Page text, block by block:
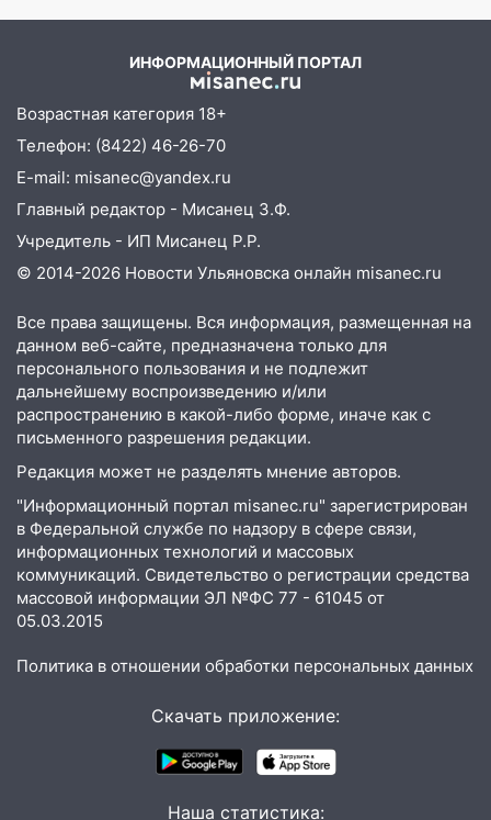
20:17 Ульяновская область девятую
неделю подряд удерживает самые
низкие цены на подсолнечное масло
19:33 Коровы-рекордсменки: в
Ульяновской области выросли надои
18:20 В Ульяновской области до конца
года благоустроят 20 родников
17:27 В Ульяновской области 114 детей-
16:43 Дорожный сезон перевалил за
экватор: в Ульяновской области
обновили половину региональных трасс
16:31 В Ульяновской области
капитально отремонтируют 101
многоквартирный дом
16:30 Прогноз погоды в Ульяновской
области на 5 августа
16:20 В Сурском районе сёла оказались
не защищены от лесных пожаров
16-м этаже в Ульяновске
Прокуратура потребовала
усилить борьбу со свалками в
Инзенском районе
ИНФОРМАЦИОННЫЙ ПОРТАЛ
Возрастная категория 18+
Телефон: (8422) 46-26-70
E-mail: misanec@yandex.ru
Главный редактор - Мисанец З.Ф.
Учредитель - ИП Мисанец Р.Р.
© 2014-2026 Новости Ульяновска онлайн misanec.ru
Все права защищены. Вся информация, размещенная на
данном веб-сайте, предназначена только для
персонального пользования и не подлежит
дальнейшему воспроизведению и/или
распространению в какой-либо форме, иначе как с
письменного разрешения редакции.
Редакция может не разделять мнение авторов.
"Информационный портал misanec.ru" зарегистрирован
в Федеральной службе по надзору в сфере связи,
информационных технологий и массовых
коммуникаций. Свидетельство о регистрации средства
массовой информации ЭЛ №ФС 77 - 61045 от
05.03.2015
Политика в отношении обработки персональных данных
Скачать приложение:
Наша статистика: